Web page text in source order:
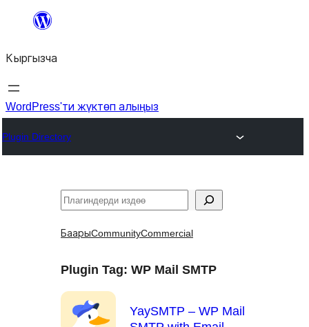
Мазмунга
Кыргызча
WordPress'ти жүктөп алыңыз
Plugin Directory
Издөө
БаарыCommunityCommercial
Plugin Tag: WP Mail SMTP
YaySMTP – WP Mail